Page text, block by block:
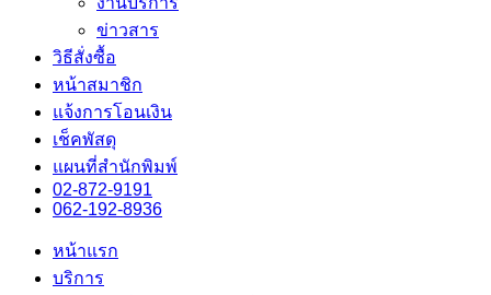
ข่าวสาร
วิธีสั่งซื้อ
หน้าสมาชิก
แจ้งการโอนเงิน
เช็คพัสดุ
แผนที่สำนักพิมพ์
02-872-9191
062-192-8936
หน้าแรก
บริการ